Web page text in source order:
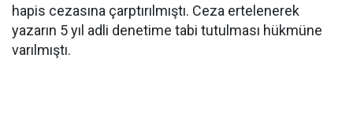
hapis cezasına çarptırılmıştı. Ceza ertelenerek
yazarın 5 yıl adli denetime tabi tutulması hükmüne
varılmıştı.